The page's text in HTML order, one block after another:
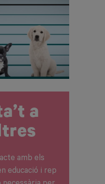
a
amb els
educació i rep